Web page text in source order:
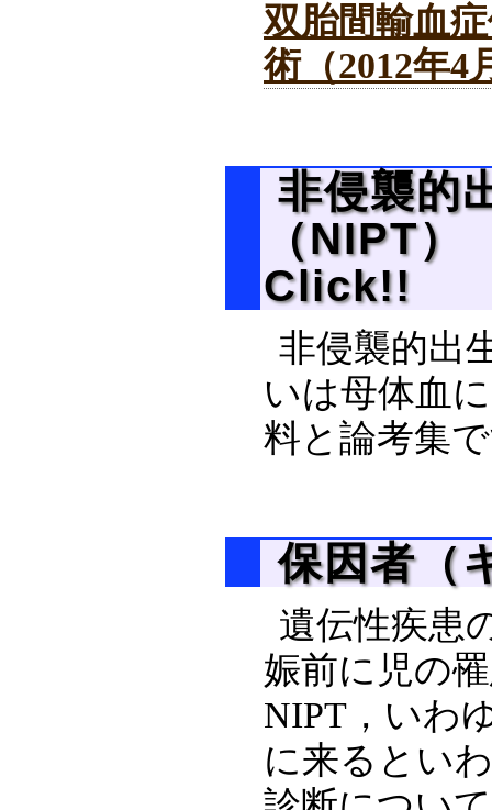
双胎間輸血
術（2012年4
非侵襲的
（NIPT
Click!!
非侵襲的出
いは母体血
料と論考集
保因者
遺伝性疾患
娠前に児の
NIPT，いわ
に来るとい